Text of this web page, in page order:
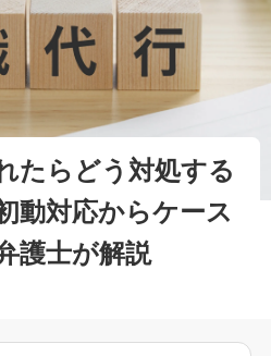
たらどう対処する
動対応からケース
護士が解説